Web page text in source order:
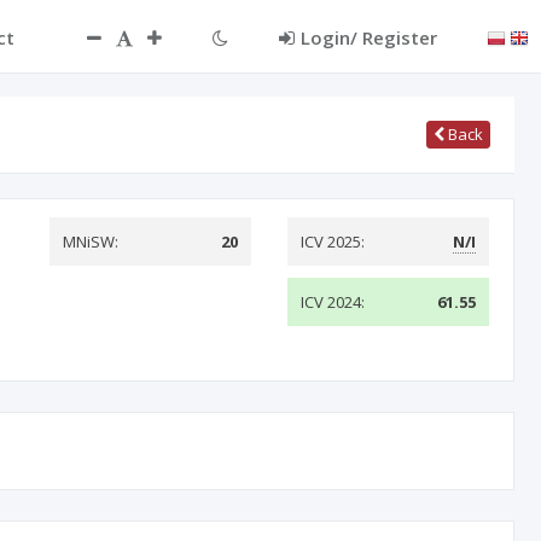
Login/ Register
Back
MNiSW: 20 ICV 2025: N/I
ICV 2024: 61.55